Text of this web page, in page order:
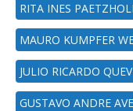
RITA INES
MAURO KUMPFER
JULIO RICARDO
GUSTAVO ANDRE